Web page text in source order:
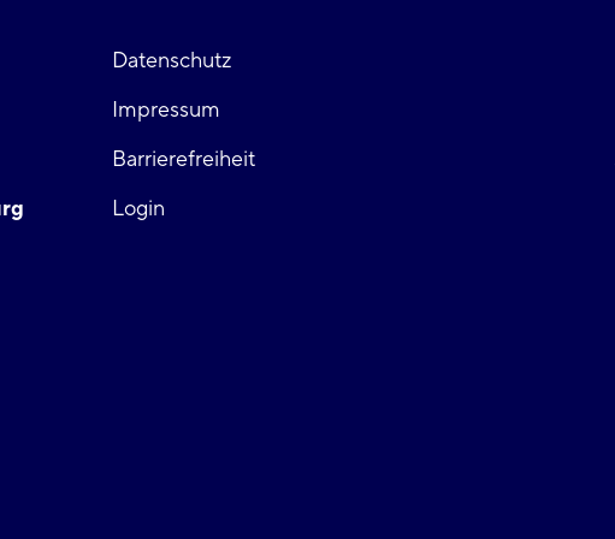
Fußzeile
links
Datenschutz
Impressum
Barrierefreiheit
Login